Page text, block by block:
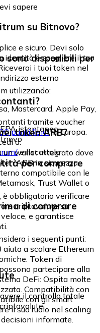
sapere
su Bitnovo?
e sicuro. Devi solo
identità e scegliere il tuo
i tuoi token nel
esterno
sono disponibili per
utilizzando:
Mastercard, Apple Pay,
istantaneo
tramite voucher
punti fisiciin Europa.
a:
e riscattalo
token ARB?
un wallet integrato dove
ARB in sicurezza.
compatibile con le
Trust Wallet o
per comprare
è obbligatorio verificare
criptovalute su
e garantisce
di comprare
i seguenti punti:
a scalare Ethereum
Token di
partecipare alla
DeFi: Ospita molte
Compatibilità con
con gli smart
il suo ruolo nel scaling
informate.
il controllo totale